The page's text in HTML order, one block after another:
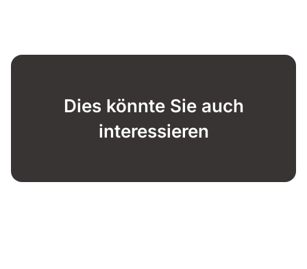
Dies könnte Sie auch
interessieren